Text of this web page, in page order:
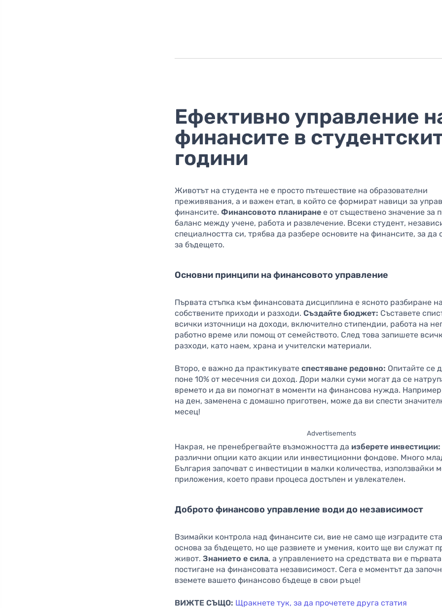
Ефективно управление
финансите в
години
Животът на студента не е просто пътешествие на образователни
преживявания, а и важен етап, в който се формират навици за
финансите.Финансовото планиране е от съществено значение за
баланс между учене, работа и развлечение. Всеки студент,
специалността си, трябва да разбере основите на финансите, за да
за бъдещето.
Основни принципи на финансовото управление
Първата стъпка към финансовата дисциплина е ясното разбиране
собствените приходи и разходи.Създайте бюджет: Съставете
всички източници на доходи, включително стипендии, работа на
работно време или помощ от семейството. След това запишете
разходи, като наем, храна и учителски материали.
Второ, е важно да практикуватеспестяване редовно: Опитайте се
поне 10% от месечния си доход. Дори малки суми могат да се
времето и да ви помогнат в моменти на финансова нужда.
на ден, заменена с домашно приготвен, може да ви спести
месец!
Advertisements
Накрая, не пренебрегвайте възможността да изберете инвестиции:
различни опции като акции или инвестиционни фондове. Много
България започват с инвестиции в малки количества, използвайки
приложения, което прави процеса достъпен и увлекателен.
Доброто финансово управление води до независимост
Взимайки контрола над финансите си, вие не само ще изградите
основа за бъдещето, но ще развиете и умения, които ще ви служат
живот.Знанието е сила, а управлението на средствата ви е
постигане на финансовата независимост. Сега е моментът да
вземете вашето финансово бъдеще в свои ръце!
ВИЖТЕ СЪЩО: Щракнете тук, за да прочетете друга статия